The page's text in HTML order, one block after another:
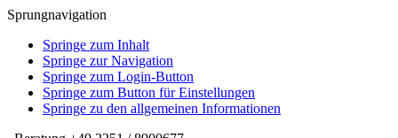
Sprungnavigation
Springe zum Inhalt
Springe zur Navigation
Springe zum Login-Button
Springe zum Button für Einstellungen
Springe zu den allgemeinen Informationen